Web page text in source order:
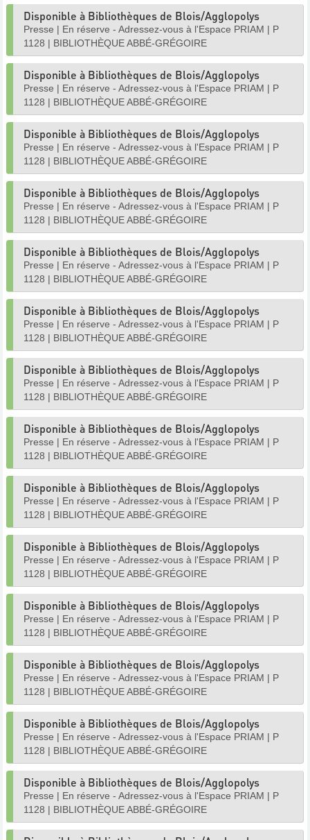
Disponible à Bibliothèques de Blois/Agglopolys
Presse | En réserve - Adressez-vous à l'Espace PRIAM | P
1128 | BIBLIOTHÈQUE ABBÉ-GRÉGOIRE
Disponible à Bibliothèques de Blois/Agglopolys
Presse | En réserve - Adressez-vous à l'Espace PRIAM | P
1128 | BIBLIOTHÈQUE ABBÉ-GRÉGOIRE
Disponible à Bibliothèques de Blois/Agglopolys
Presse | En réserve - Adressez-vous à l'Espace PRIAM | P
1128 | BIBLIOTHÈQUE ABBÉ-GRÉGOIRE
Disponible à Bibliothèques de Blois/Agglopolys
Presse | En réserve - Adressez-vous à l'Espace PRIAM | P
1128 | BIBLIOTHÈQUE ABBÉ-GRÉGOIRE
Disponible à Bibliothèques de Blois/Agglopolys
Presse | En réserve - Adressez-vous à l'Espace PRIAM | P
1128 | BIBLIOTHÈQUE ABBÉ-GRÉGOIRE
Disponible à Bibliothèques de Blois/Agglopolys
Presse | En réserve - Adressez-vous à l'Espace PRIAM | P
1128 | BIBLIOTHÈQUE ABBÉ-GRÉGOIRE
Disponible à Bibliothèques de Blois/Agglopolys
Presse | En réserve - Adressez-vous à l'Espace PRIAM | P
1128 | BIBLIOTHÈQUE ABBÉ-GRÉGOIRE
Disponible à Bibliothèques de Blois/Agglopolys
Presse | En réserve - Adressez-vous à l'Espace PRIAM | P
1128 | BIBLIOTHÈQUE ABBÉ-GRÉGOIRE
Disponible à Bibliothèques de Blois/Agglopolys
Presse | En réserve - Adressez-vous à l'Espace PRIAM | P
1128 | BIBLIOTHÈQUE ABBÉ-GRÉGOIRE
Disponible à Bibliothèques de Blois/Agglopolys
Presse | En réserve - Adressez-vous à l'Espace PRIAM | P
1128 | BIBLIOTHÈQUE ABBÉ-GRÉGOIRE
Disponible à Bibliothèques de Blois/Agglopolys
Presse | En réserve - Adressez-vous à l'Espace PRIAM | P
1128 | BIBLIOTHÈQUE ABBÉ-GRÉGOIRE
Disponible à Bibliothèques de Blois/Agglopolys
Presse | En réserve - Adressez-vous à l'Espace PRIAM | P
1128 | BIBLIOTHÈQUE ABBÉ-GRÉGOIRE
Disponible à Bibliothèques de Blois/Agglopolys
Presse | En réserve - Adressez-vous à l'Espace PRIAM | P
1128 | BIBLIOTHÈQUE ABBÉ-GRÉGOIRE
Disponible à Bibliothèques de Blois/Agglopolys
Presse | En réserve - Adressez-vous à l'Espace PRIAM | P
1128 | BIBLIOTHÈQUE ABBÉ-GRÉGOIRE